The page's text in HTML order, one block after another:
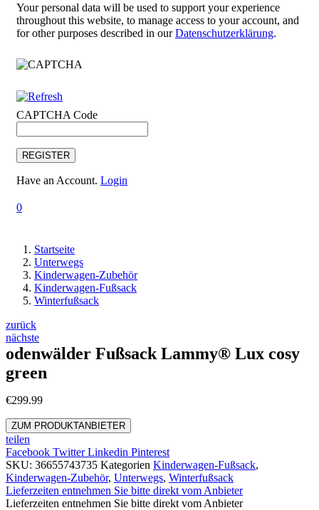
Your personal data will be used to support your experience
throughout this website, to manage access to your account, and
for other purposes described in ourDatenschutzerklärung.
CAPTCHA Code
REGISTER
Have an Account. Login
0
Startseite
Unterwegs
Kinderwagen-Zubehör
Kinderwagen-Fußsack
Winterfußsack
Beitrags-
Navigation
zurück
nächste
odenwälder Fußsack Lammy® Lux cosy
green
€299.99
ZUM PRODUKTANBIETER
teilen
Facebook TwitterLinkedin Pinterest
SKU: 36655743735 Kategorien Kinderwagen-Fußsack,
Kinderwagen-Zubehör, Unterwegs, Winterfußsack
Lieferzeiten entnehmen Sie bitte direkt vom Anbieter
Lieferzeiten entnehmen Sie bitte direkt vom Anbieter